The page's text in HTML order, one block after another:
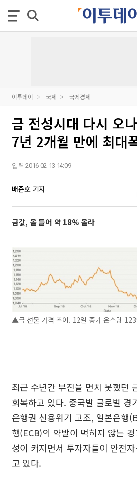
이투데이 국제 국제경제
금 전성시대 다시 오
7년 2개월 만에 최대
입력 2016-02-13 14:09
배준호 기자
금값, 올 들어 약 18% 올라
▲금 선물 가격 추이. 12일 종가 온스당
최근 수년간 부진을 면치 못했던
회복하고 있다. 중국발 글로벌 경
은행권 신용위기 고조, 일본은행
행(ECB)의 약발이 먹히지 않는
성이 커지면서 투자자들이 안전
고 있다.